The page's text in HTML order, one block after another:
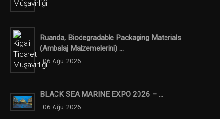
Ruanda, Biodegradable Packaging Materials
(ambalaj Malzemelerini) ...
06 Ağu 2026
BLACK SEA MARINE EXPO 2026 – ...
06 Ağu 2026